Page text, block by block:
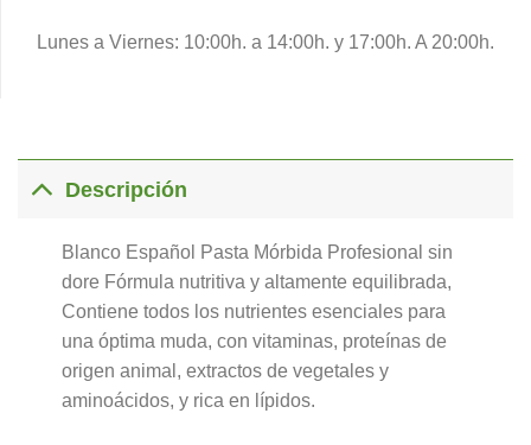
Lunes a Viernes: 10:00h. a 14:00h. y 17:00h. A 20:00h.
Descripción
Blanco Español Pasta Mórbida Profesional sin
dore Fórmula nutritiva y altamente equilibrada,
Contiene todos los nutrientes esenciales para
una óptima muda, con vitaminas, proteínas de
origen animal, extractos de vegetales y
aminoácidos, y rica en lípidos.